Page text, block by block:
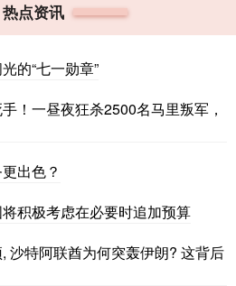
热点资讯
的“七一勋章”
！一昼夜狂杀2500名马里叛军，
出色？
积极考虑在必要时追加预算
沙特阿联酋为何突轰伊朗? 这背后